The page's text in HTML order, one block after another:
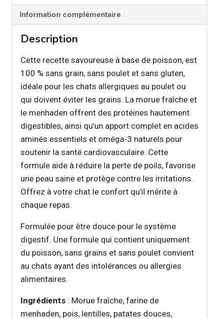
chat
Information complémentaire
Description
Cette recette savoureuse à base de poisson, est
100 % sans grain, sans poulet et sans gluten,
idéale pour les chats allergiques au poulet ou
qui doivent éviter les grains. La morue fraîche et
le menhaden offrent des protéines hautement
digestibles, ainsi qu’un apport complet en acides
aminés essentiels et oméga-3 naturels pour
soutenir la santé cardiovasculaire. Cette
formule aide à réduire la perte de poils, favorise
une peau saine et protège contre les irritations.
Offrez à votre chat le confort qu’il mérite à
chaque repas.
Formulée pour être douce pour le système
digestif. Une formule qui contient uniquement
du poisson, sans grains et sans poulet convient
au chats ayant des intolérances ou allergies
alimentaires.
Ingrédients : Morue fraîche, farine de
menhaden, pois, lentilles, patates douces,